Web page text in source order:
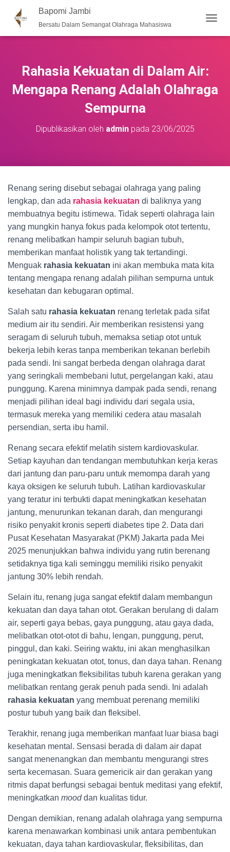
Bapomi Jambi
Bersatu Dalam Semangat Olahraga Mahasiswa
O
A
Rahasia Kekuatan di Dalam Air:
Mengapa Renang Adalah Olahraga
Sempurna
Dipublikasikan oleh adminpada 23/06/2025
Renang sering disebut sebagai olahraga yang paling
lengkap, dan ada rahasia kekuatan di baliknya yang
membuatnya begitu istimewa. Tidak seperti olahraga lain
yang mungkin hanya fokus pada kelompok otot tertentu,
renang melibatkan hampir seluruh bagian tubuh,
memberikan manfaat holistik yang tak tertandingi.
Menguak rahasia kekuatan ini akan membuka mata kita
tentang mengapa renang adalah pilihan sempurna untuk
kesehatan dan kebugaran optimal.
Salah satu rahasia kekuatan renang terletak pada sifat
medium air itu sendiri. Air memberikan resistensi yang
seragam di seluruh tubuh, memaksa setiap otot untuk
bekerja lebih keras tanpa memberikan tekanan berlebih
pada sendi. Ini sangat berbeda dengan olahraga darat
yang seringkali membebani lutut, pergelangan kaki, atau
punggung. Karena minimnya dampak pada sendi, renang
menjadi pilihan ideal bagi individu dari segala usia,
termasuk mereka yang memiliki cedera atau masalah
persendian, serta ibu hamil.
Renang secara efektif melatih sistem kardiovaskular.
Setiap kayuhan dan tendangan membutuhkan kerja keras
dari jantung dan paru-paru untuk memompa darah yang
kaya oksigen ke seluruh tubuh. Latihan kardiovaskular
yang teratur ini terbukti dapat meningkatkan kesehatan
jantung, menurunkan tekanan darah, dan mengurangi
risiko penyakit kronis seperti diabetes tipe 2. Data dari
Pusat Kesehatan Masyarakat (PKM) Jakarta pada Mei
2025 menunjukkan bahwa individu yang rutin berenang
setidaknya tiga kali seminggu memiliki risiko penyakit
jantung 30% lebih rendah.
Selain itu, renang juga sangat efektif dalam membangun
kekuatan dan daya tahan otot. Gerakan berulang di dalam
air, seperti gaya bebas, gaya punggung, atau gaya dada,
melibatkan otot-otot di bahu, lengan, punggung, perut,
pinggul, dan kaki. Seiring waktu, ini akan menghasilkan
peningkatan kekuatan otot, tonus, dan daya tahan. Renang
juga meningkatkan fleksibilitas tubuh karena gerakan yang
melibatkan rentang gerak penuh pada sendi. Ini adalah
rahasia kekuatan yang membuat perenang memiliki
postur tubuh yang baik dan fleksibel.
Terakhir, renang juga memberikan manfaat luar biasa bagi
kesehatan mental. Sensasi berada di dalam air dapat
sangat menenangkan dan membantu mengurangi stres
serta kecemasan. Suara gemericik air dan gerakan yang
ritmis dapat berfungsi sebagai bentuk meditasi yang efektif,
meningkatkan mooddan kualitas tidur.
Dengan demikian, renang adalah olahraga yang sempurna
karena menawarkan kombinasi unik antara pembentukan
kekuatan, daya tahan kardiovaskular, fleksibilitas, dan